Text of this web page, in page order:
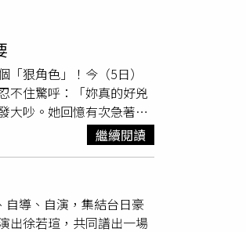
狠角色」！今（5日）
不住驚呼：「妳真的好兇
大吵。她回憶有次急著去
，司機最後在半路上嗆聲
我就把會的三字經全部罵
。不只對外脾氣火爆，
人有共識「吵架一定要
能把這股爆發力轉移到角
狀態良好，日常生活都
繼續閱讀
自導、自演，集結台日豪
出徐若瑄，共同譜出一場